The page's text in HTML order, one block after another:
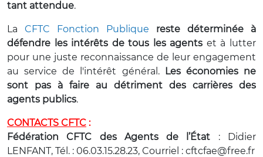
tant attendue.
La CFTC Fonction Publique
reste déterminée à
défendre les intérêts de tous les agents et à lutter
pour une juste reconnaissance de leur engagement
au service de l'intérêt général. Les économies ne
sont pas à faire au détriment des carrières des
agents publics.
CONTACTS CFTC :
Fédération CFTC des Agents de l’État : Didier
LENFANT, Tél. : 06.03.15.28.23, Courriel : cftcfae@free.fr